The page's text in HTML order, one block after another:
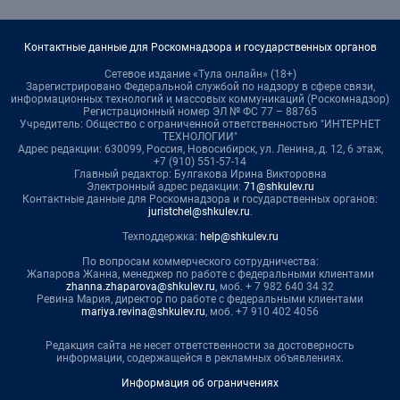
Контактные данные для Роскомнадзора и государственных органов
Сетевое издание «Тула онлайн» (18+)
Зарегистрировано Федеральной службой по надзору в сфере связи,
информационных технологий и массовых коммуникаций (Роскомнадзор)
Регистрационный номер ЭЛ № ФС 77 – 88765
Учредитель: Общество с ограниченной ответственностью "ИНТЕРНЕТ
ТЕХНОЛОГИИ"
Адрес редакции: 630099, Россия, Новосибирск, ул. Ленина, д. 12, 6 этаж,
+7 (910) 551-57-14
Главный редактор: Булгакова Ирина Викторовна
Электронный адрес редакции: 71@shkulev.ru
Контактные данные для Роскомнадзора и государственных органов:
juristchel@shkulev.ru.
Техподдержка: help@shkulev.ru
По вопросам коммерческого сотрудничества:
Жапарова Жанна, менеджер по работе с федеральными клиентами
zhanna.zhaparova@shkulev.ru, моб. + 7 982 640 34 32
Ревина Мария, директор по работе с федеральными клиентами
mariya.revina@shkulev.ru, моб. +7 910 402 4056
Редакция сайта не несет ответственности за достоверность
информации, содержащейся в рекламных объявлениях.
Информация об ограничениях